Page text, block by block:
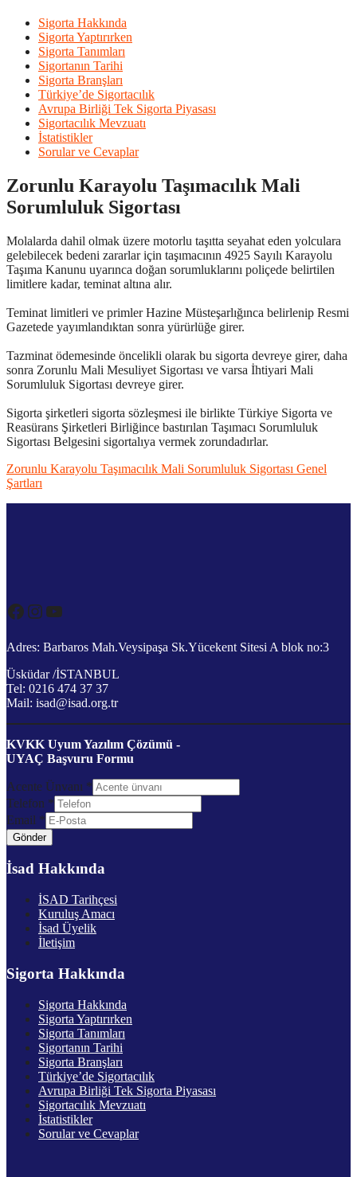
Sigorta Hakkında
Sigorta Yaptırırken
Sigorta Tanımları
Sigortanın Tarihi
Sigorta Branşları
Türkiye’de Sigortacılık
Avrupa Birliği Tek Sigorta Piyasası
Sigortacılık Mevzuatı
İstatistikler
Sorular ve Cevaplar
Zorunlu Karayolu Taşımacılık Mali
Sorumluluk Sigortası
Molalarda dahil olmak üzere motorlu taşıtta seyahat eden yolculara
gelebilecek bedeni zararlar için taşımacının 4925 Sayılı Karayolu
Taşıma Kanunu uyarınca doğan sorumluklarını poliçede belirtilen
limitlere kadar, teminat altına alır.
Teminat limitleri ve primler Hazine Müsteşarlığınca belirlenip Resmi
Gazetede yayımlandıktan sonra yürürlüğe girer.
Tazminat ödemesinde öncelikli olarak bu sigorta devreye girer, daha
sonra Zorunlu Mali Mesuliyet Sigortası ve varsa İhtiyari Mali
Sorumluluk Sigortası devreye girer.
Sigorta şirketleri sigorta sözleşmesi ile birlikte Türkiye Sigorta ve
Reasürans Şirketleri Birliğince bastırılan Taşımacı Sorumluluk
Sigortası Belgesini sigortalıya vermek zorundadırlar.
Zorunlu Karayolu Taşımacılık Mali Sorumluluk Sigortası Genel
Şartları
Facebook
Instagram
YouTube
Adres: Barbaros Mah.Veysipaşa Sk.Yücekent Sitesi A blok no:3
Üsküdar /İSTANBUL
Tel: 0216 474 37 37
Mail: isad@isad.org.tr
KVKK Uyum Yazılım Çözümü -
UYAÇ Başvuru Formu
Acente Ünvanı *
Telefon *
Email *
Gönder
İsad Hakkında
İSAD Tarihçesi
Kuruluş Amacı
İsad Üyelik
İletişim
Sigorta Hakkında
Sigorta Hakkında
Sigorta Yaptırırken
Sigorta Tanımları
Sigortanın Tarihi
Sigorta Branşları
Türkiye’de Sigortacılık
Avrupa Birliği Tek Sigorta Piyasası
Sigortacılık Mevzuatı
İstatistikler
Sorular ve Cevaplar